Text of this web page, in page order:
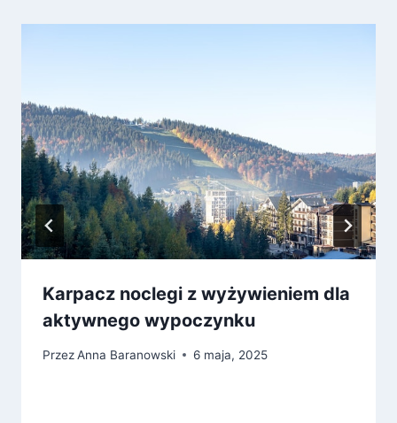
Karpacz noclegi z wyżywieniem dla
aktywnego wypoczynku
PrzezAnna Baranowski 6 maja, 2025